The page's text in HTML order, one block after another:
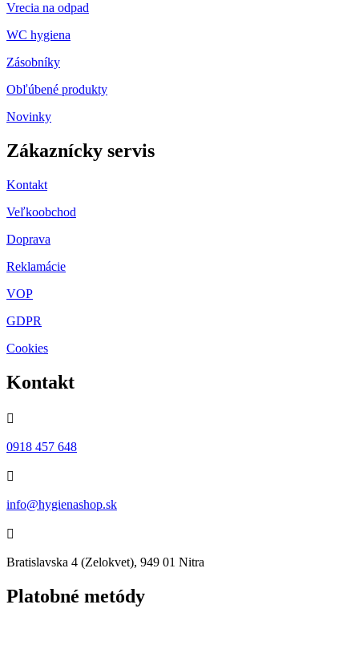
Vrecia na odpad
WC hygiena
Zásobníky
Obľúbené produkty
Novinky
Zákaznícky servis
Kontakt
Veľkoobchod
Doprava
Reklamácie
VOP
GDPR
Cookies
Kontakt

0918 457 648

info@hygienashop.sk

Bratislavska 4 (Zelokvet), 949 01 Nitra
Platobné metódy